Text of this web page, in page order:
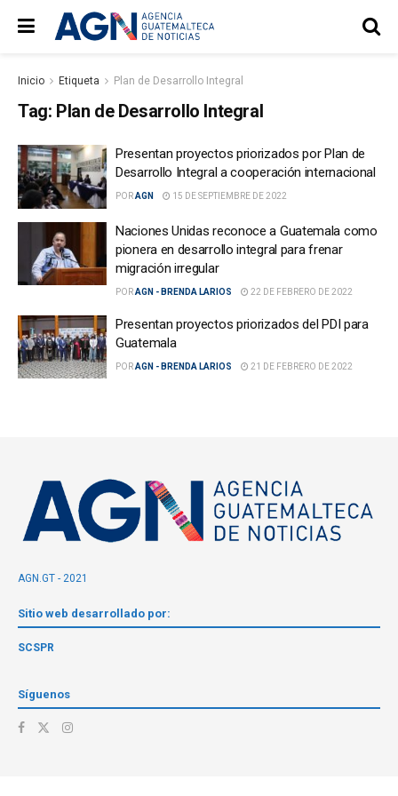
Inicio Etiqueta Plan de Desarrollo Integral
Tag: Plan de Desarrollo Integral
Presentan proyectos priorizados por Plan de
Desarrollo Integral a cooperación internacional
PORAGN 15 DE SEPTIEMBRE DE 2022
Naciones Unidas reconoce a Guatemala como
pionera en desarrollo integral para frenar
migración irregular
PORAGN - BRENDA LARIOS 22 DE FEBRERO DE 2022
Presentan proyectos priorizados del PDI para
Guatemala
PORAGN - BRENDA LARIOS 21 DE FEBRERO DE 2022
AGN.GT - 2021
Sitio web desarrollado por:
SCSPR
Síguenos